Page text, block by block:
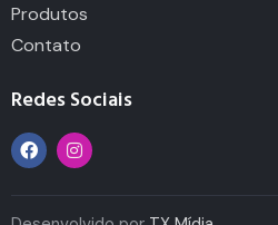
Produtos
Contato
Redes Sociais